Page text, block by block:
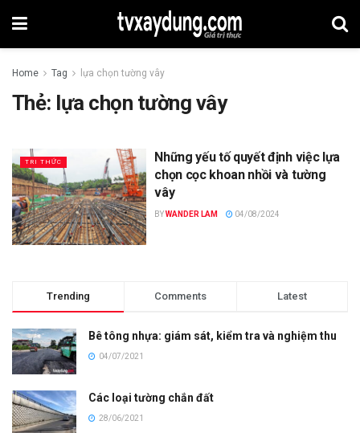
Home Tag lựa chọn tường vây
Thẻ: lựa chọn tường vây
TRI THỨC
Những yếu tố quyết định việc lựa
chọn cọc khoan nhồi và tường
vây
BYWANDER LAM 04/08/2024
Trending Comments Latest
Bê tông nhựa: giám sát, kiểm tra và nghiệm thu
04/07/2021
Các loại tường chắn đất
28/06/2021